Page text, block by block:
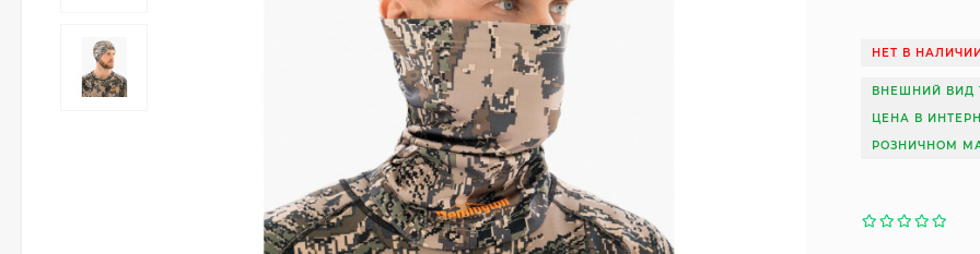
НЕТ В
ВНЕШНИЙ ВИД
ЦЕНА В
РОЗНИЧНОМ